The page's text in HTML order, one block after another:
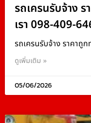
รถเครนรับจ้าง
เรา 098-409-
รถเครนรับจ้าง ราคาถู
ดูเพิ่มเติม »
05/06/2026